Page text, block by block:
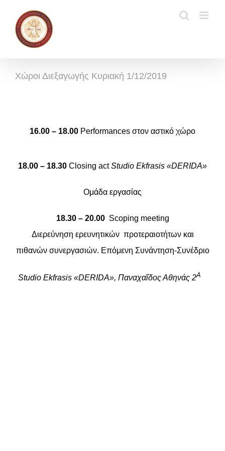
περιεχόμενο
Χώροι Διεξαγωγής Κυριακή 1/12/2019
16.00 – 18.00 Performances στον αστικό χώρο
18.00 – 18.30 Closing actStudio Ekfrasis «DERIDA»
Ομάδα εργασίας
18.30 – 20.00 Scoping meeting
Διερεύνηση ερευνητικών προτεραιοτήτων και
πιθανών συνεργασιών. Επόμενη Συνάντηση-Συνέδριο
Studio Ekfrasis «DERIDA», Παναχαΐδος Αθηνάς 2Α